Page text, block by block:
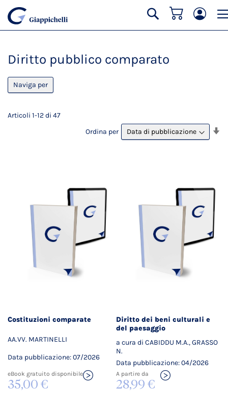
Carrello
Cerca
Diritto pubblico comparato
Articoli 1-12di 47
Ordina per
Costituzioni comparate
AA.VV. MARTINELLI
Data pubblicazione: 07/2026
eBook gratuito disponibile
35,00 €
Diritto dei beni culturali e
del paesaggio
a cura di CABIDDU M.A., GRASSO
N.
Data pubblicazione: 04/2026
A partire da
28,99 €
Naviga per